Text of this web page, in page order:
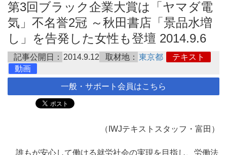
第3回ブラック企業大賞は「ヤマダ電
気」不名誉2冠 ～秋田書店「景品水増
し」を告発した女性も登壇 2014.9.6
記事公開日： 2014.9.12 取材地： 東京都
テキスト
動画
一般・サポート会員はこちら
（IWJテキストスタッフ・富田）
誰もが安心して働ける就労社会の実現を目指し、労働法